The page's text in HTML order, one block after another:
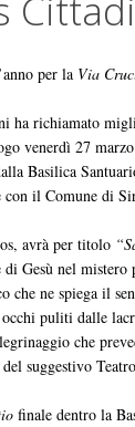
per la Via
ha richiamato
venerdì 27
Basilica
il Comune di
avrà per titolo
Gesù nel mistero
che ne spiega il
puliti dalle
che
suggestivo
finale dentro la